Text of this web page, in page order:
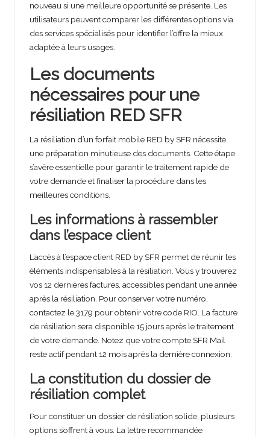
nouveau si une meilleure opportunité se présente. Les
utilisateurs peuvent comparer les différentes options via
des services spécialisés pour identifier l’offre la mieux
adaptée à leurs usages.
Les documents
nécessaires pour une
résiliation RED SFR
La résiliation d’un forfait mobile RED by SFR nécessite
une préparation minutieuse des documents. Cette étape
s’avère essentielle pour garantir le traitement rapide de
votre demande et finaliser la procédure dans les
meilleures conditions.
Les informations à rassembler
dans l’espace client
L’accès à l’espace client RED by SFR permet de réunir les
éléments indispensables à la résiliation. Vous y trouverez
vos 12 dernières factures, accessibles pendant une année
après la résiliation. Pour conserver votre numéro,
contactez le 3179 pour obtenir votre code RIO. La facture
de résiliation sera disponible 15 jours après le traitement
de votre demande. Notez que votre compte SFR Mail
reste actif pendant 12 mois après la dernière connexion.
La constitution du dossier de
résiliation complet
Pour constituer un dossier de résiliation solide, plusieurs
options s’offrent à vous. La lettre recommandée